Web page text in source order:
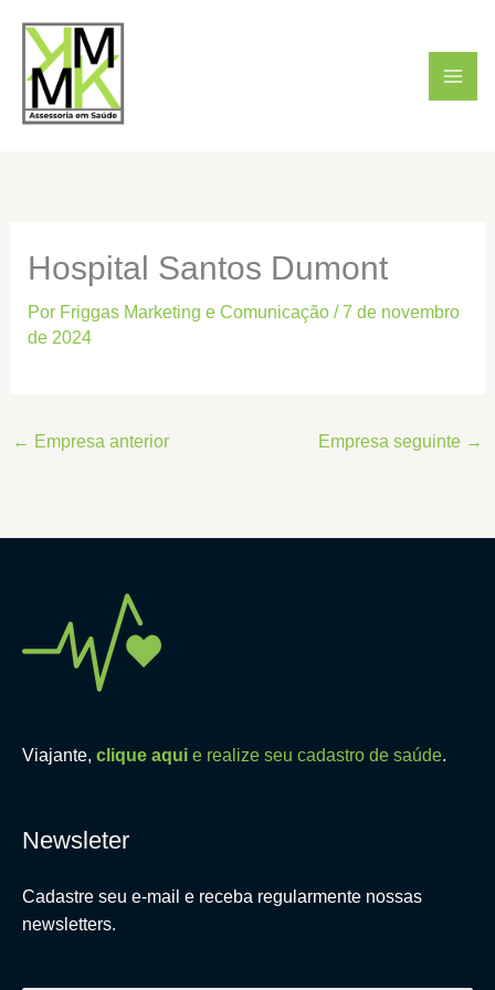
para
conteúdo
Hospital Santos Dumont
Por Friggas Marketing e Comunicação /7 de novembro
de 2024
← Empresa anterior Empresa seguinte →
Viajante, clique aqui e realize seu cadastro de saúde.
Newsleter
Cadastre seu e-mail e receba regularmente nossas
newsletters.